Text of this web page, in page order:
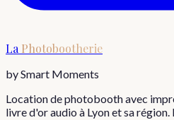
LaPhotobootherie
by Smart Moments
Location de photobooth avec
livre d'or audio à Lyon et sa